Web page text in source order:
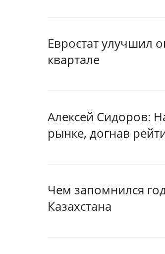
Евростат улучшил
квартале
Алексей Сидоров:
рынке, догнав
Чем запомнился
Казахстана